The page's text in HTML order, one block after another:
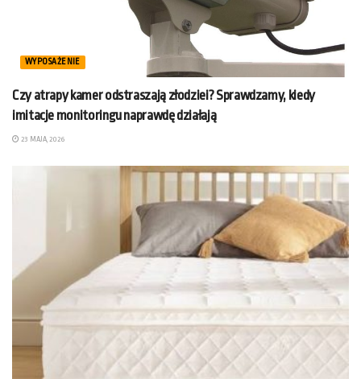
WYPOSAŻENIE
Czy atrapy kamer odstraszają złodziei? Sprawdzamy, kiedy
imitacje monitoringu naprawdę działają
23 MAJA, 2026